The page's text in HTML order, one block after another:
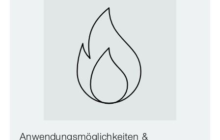
Anwendungsmöglichkeiten &